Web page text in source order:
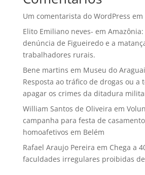
Um comentarista do WordPress em
Elito Emiliano neves- em
denúncia de Figueiredo e a
trabalhadores rurais.
Bene martins em Museu do
Resposta ao tráfico de drogas ou a
apagar os crimes da ditadura
William Santos de Oliveira em
campanha para festa de
homoafetivos em Belém
Rafael Araujo Pereira em Chega a
faculdades irregulares proibidas